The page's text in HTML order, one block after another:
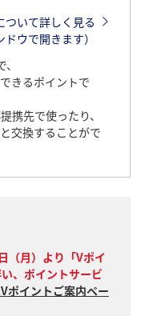
ついて詳しく見る
ドウで開きます）
きるポイントで
携先で使ったり、
交換することがで
（月）より「Vポイ
、ポイントサービ
ポイントご案内ペー